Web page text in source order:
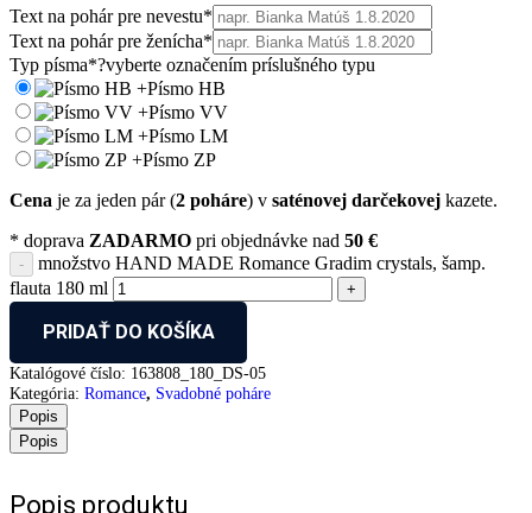
Text na pohár pre nevestu*
Text na pohár pre ženícha*
Typ písma*?vyberte označením príslušného typu
+Písmo HB
+Písmo VV
+Písmo LM
+Písmo ZP
Cena je za jeden pár (2 poháre) v saténovej darčekovej kazete.
* doprava ZADARMO pri objednávke nad 50 €
množstvo HAND MADE Romance Gradim crystals, šamp.
flauta 180 ml
PRIDAŤ DO KOŠÍKA
Katalógové číslo: 163808_180_DS-05
Kategória: Romance, Svadobné poháre
Popis
Popis
Popis produktu